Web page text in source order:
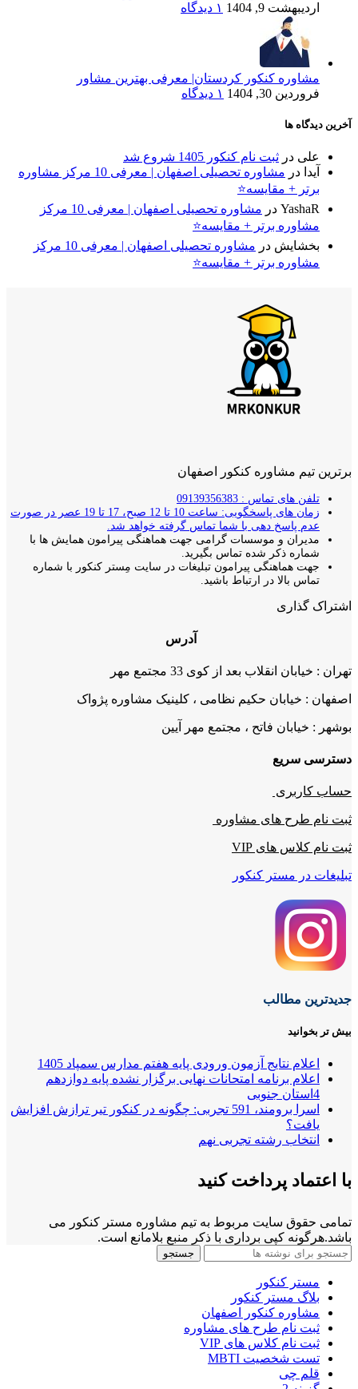
اردیبهشت 9, 1404
۱ دیدگاه
مشاوره کنکور کردستان| معرفی بهترین مشاور
فروردین 30, 1404
۱ دیدگاه
آخرین دیدگاه ها
علی در ثبت نام کنکور 1405 شروع شد
آیدا در
مشاوره تحصیلی اصفهان | معرفی 10 مرکز مشاوره
برتر + مقایسه⭐
YashaR در
مشاوره تحصیلی اصفهان | معرفی 10 مرکز
مشاوره برتر + مقایسه⭐
بخشایش در
مشاوره تحصیلی اصفهان | معرفی 10 مرکز
مشاوره برتر + مقایسه⭐
برترین تیم مشاوره کنکور اصفهان
تلفن های تماس : 09139356383
زمان های پاسخگویی: ساعت 10 تا 12 صبح، 17 تا 19 عصر در صورت
عدم پاسخ دهی با شما تماس گرفته خواهد شد.
مدیران و موسسات گرامی جهت هماهنگی پیرامون همایش ها با
شماره ذکر شده تماس بگیرید.
جهت هماهنگی پیرامون تبلیغات در سایت مِستر کنکور با شماره
تماس بالا در ارتباط باشید.
اشتراک گذاری
آدرس
تهران : خیابان انقلاب بعد از کوی 33 مجتمع مهر
اصفهان : خیابان حکیم نظامی ، کلینیک مشاوره پژواک
بوشهر : خیابان فاتح ، مجتمع مهر آیین
دسترسی سریع
حساب کاربری
ثبت نام طرح های مشاوره
ثبت نام کلاس های VIP
تبلیغات در مستر کنکور
جدیدترین مطالب
بیش تر بخوانید
اعلام نتایج آزمون ورودی پایه هفتم مدارس سمپاد 1405
اعلام برنامه امتحانات نهایی برگزار نشده پایه دوازدهم
4استان جنوبی
اسرا برومند، 591 تجربی: چگونه در کنکور تیر ترازش افزایش
یافت؟
انتخاب رشته تجربی نهم
با اعتماد پرداخت کنید
تمامی حقوق سایت مربوط به تیم مشاوره مستر کنکور می
باشد.هرگونه کپی برداری با ذکر منبع بلامانع است.
جستجو
مستر کنکور
بلاگ مستر کنکور
مشاوره کنکور اصفهان
ثبت نام طرح های مشاوره
ثبت نام کلاس های VIP
تست شخصیت MBTI
قلم چی